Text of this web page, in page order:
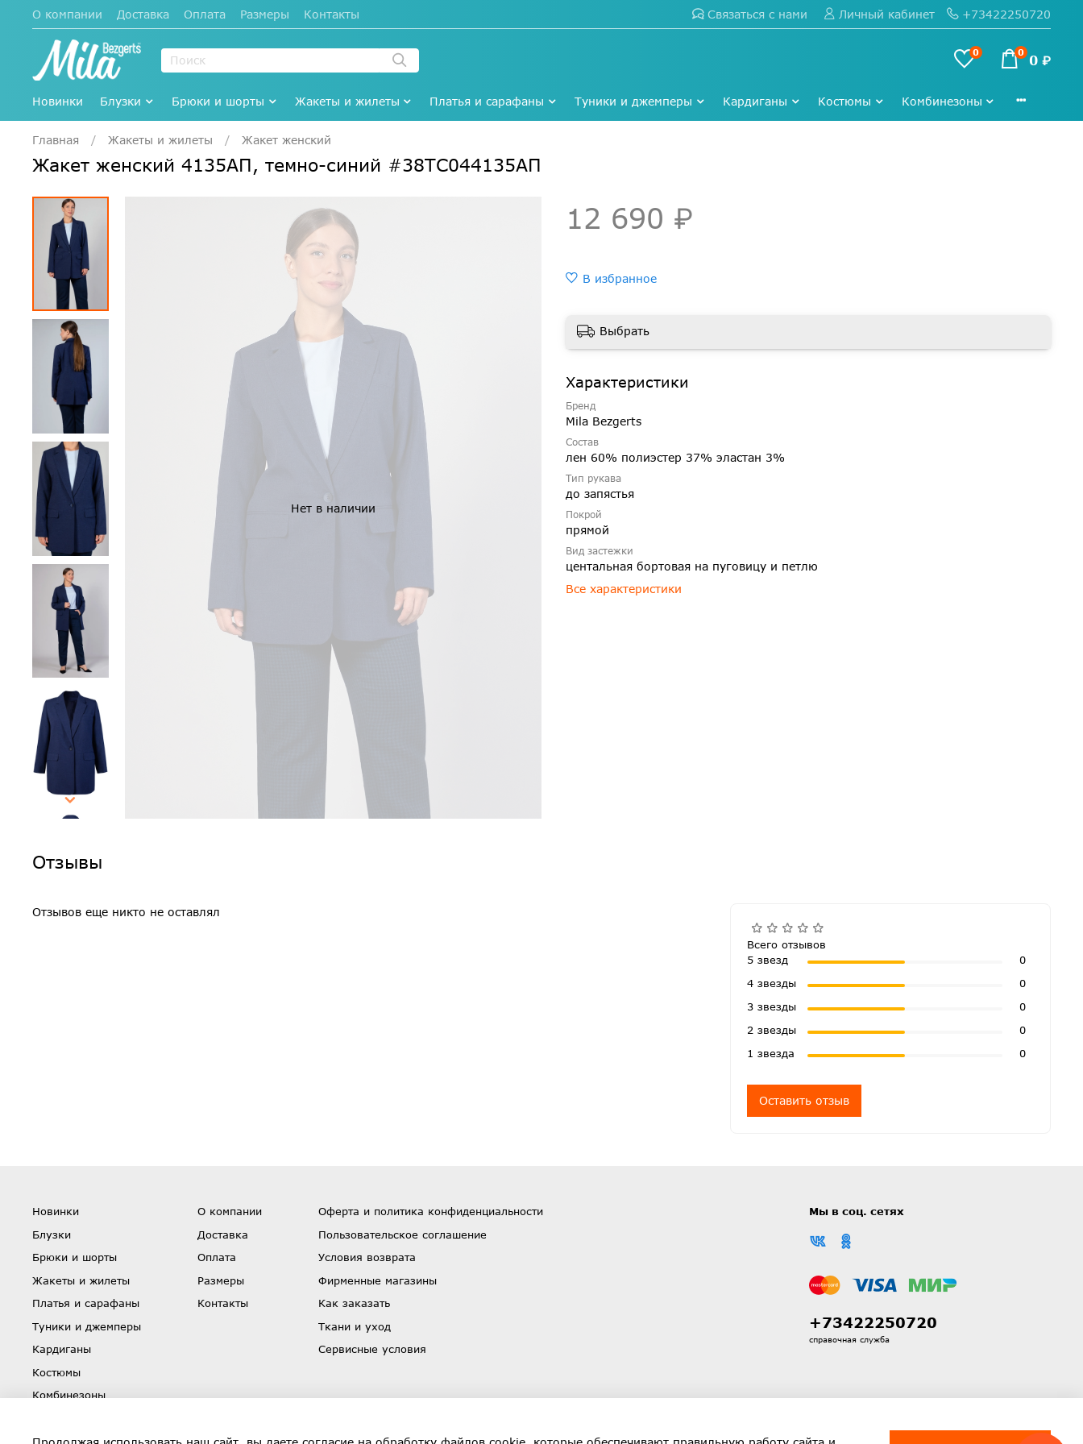
О компании Доставка Оплата Размеры Контакты Связаться с нами Личный кабинет +73422250720
0 0 0 ₽
Новинки Блузки Брюки и шорты Жакеты и жилеты Платья и сарафаны Туники и джемперы Кардиганы Костюмы Комбинезоны
Главная Жакеты и жилеты Жакет женский
Жакет женский 4135АП, темно-синий #38ТС044135АП
Нет в наличии
12 690 ₽
В избранное
Выбрать
Характеристики
Бренд
Mila Bezgerts
Состав
лен 60% полиэстер 37% эластан 3%
Тип рукава
до запястья
Покрой
прямой
Вид застежки
центальная бортовая на пуговицу и петлю
Все характеристики
Отзывы
Отзывов еще никто не оставлял
Всего отзывов
5 звезд
0
4 звезды
0
3 звезды
0
2 звезды
0
1 звезда
0
Оставить отзыв
Новинки
Блузки
Брюки и шорты
Жакеты и жилеты
Платья и сарафаны
Туники и джемперы
Кардиганы
Костюмы
Комбинезоны
Скидки
О компании
Доставка
Оплата
Размеры
Контакты
Оферта и политика конфиденциальности
Пользовательское соглашение
Условия возврата
Фирменные магазины
Как заказать
Ткани и уход
Сервисные условия
Мы в соц. сетях
+73422250720
справочная служба